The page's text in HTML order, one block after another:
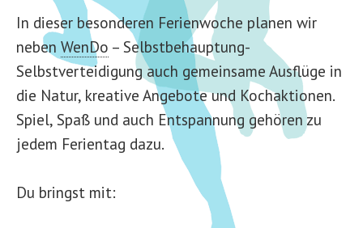
In dieser besonderen Ferienwoche planen wir
neben WenDo – Selbstbehauptung-
Selbstverteidigung auch gemeinsame Ausflüge in
die Natur, kreative Angebote und Kochaktionen.
Spiel, Spaß und auch Entspannung gehören zu
jedem Ferientag dazu.
Du bringst mit: